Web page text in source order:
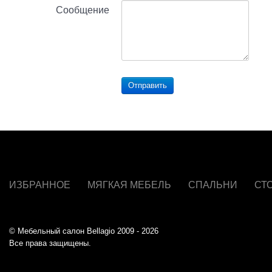
Сообщение
Отправить
ИЗБРАННОЕ МЯГКАЯ МЕБЕЛЬ СПАЛЬНИ
© Мебельный салон Bellagio 2009 - 2026
Все права защищены.